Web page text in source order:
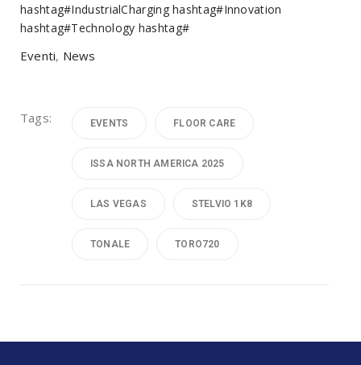
hashtag#IndustrialCharging hashtag#Innovation
hashtag#Technology hashtag#
Eventi, News
Tags: EVENTS FLOOR CARE
ISSA NORTH AMERICA 2025
LAS VEGAS STELVIO 1K8
TONALE TORO720